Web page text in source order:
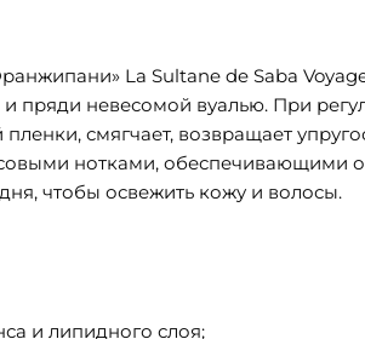
La Sultane de Saba
пряди невесомой вуалью. При
смягчает, возвращает
нотками, обеспечивающими
чтобы освежить кожу и волосы.
и липидного слоя;